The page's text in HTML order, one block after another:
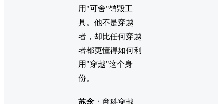
用"可舍"销毁工
具。他不是穿越
者，却比任何穿越
者都更懂得如何利
用"穿越"这个身
份。
苏念 ：商科穿越